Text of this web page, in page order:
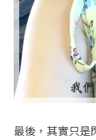
最後，其實只是